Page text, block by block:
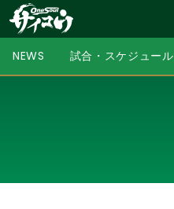
NEWS 試合・スケジュール